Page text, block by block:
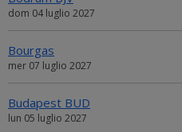
dom 04 luglio 2027
Bourgas
mer 07 luglio 2027
Budapest BUD
lun 05 luglio 2027